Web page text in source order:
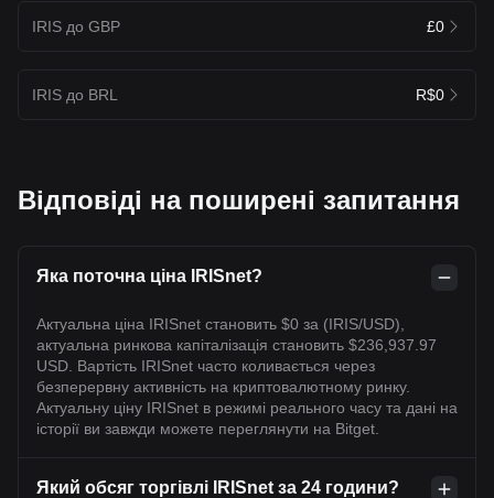
IRIS до GBP £0
IRIS до BRL R$0
Відповіді на поширені запитання
Яка поточна ціна IRISnet?
Актуальна ціна IRISnet становить $0 за (IRIS/USD),
актуальна ринкова капіталізація становить $236,937.97
USD. Вартість IRISnet часто коливається через
безперервну активність на криптовалютному ринку.
Актуальну ціну IRISnet в режимі реального часу та дані на
історії ви завжди можете переглянути на Bitget.
Який обсяг торгівлі IRISnet за 24 години?